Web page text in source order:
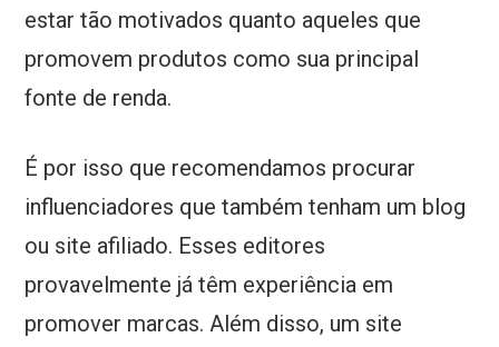
estar tão motivados quanto aqueles que
promovem produtos como sua principal
fonte de renda.
É por isso que recomendamos procurar
influenciadores que também tenham um blog
ou site afiliado. Esses editores
provavelmente já têm experiência em
promover marcas. Além disso, um site